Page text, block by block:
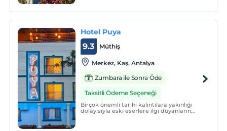
siz misafirlerimizi ağırlamaktan
Hotel Puya
Müthiş
9.3
Merkez, Kaş, Antalya
Zumbara ile Sonra Öde
Taksitli Ödeme Seçeneği
Birçok önemli tarihi kalıntılara yakınlığı
dolayısıyla eski eserlere ilgi duyanların